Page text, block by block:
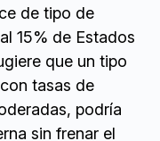
de tipo de
15% de Estados
que un tipo
tasas de
podría
sin frenar el